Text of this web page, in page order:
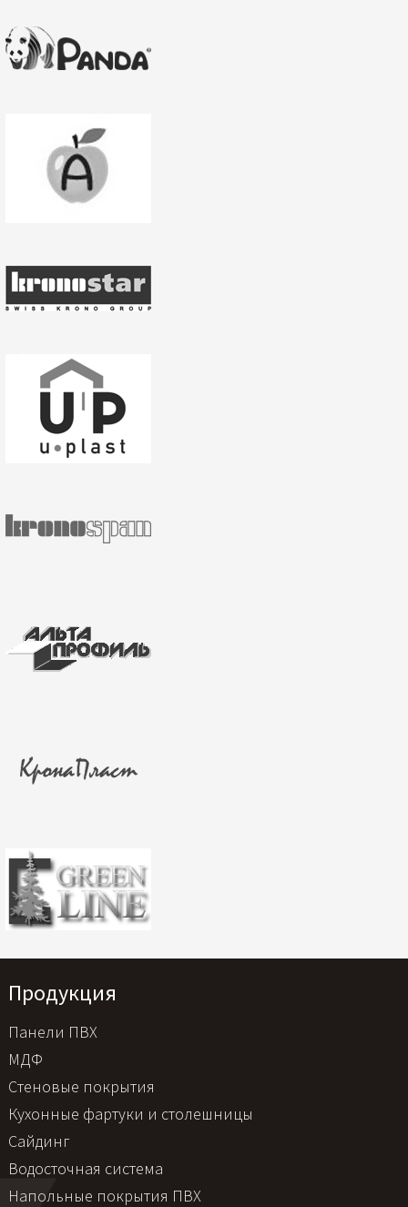
Продукция
Панели ПВХ
МДФ
Стеновые покрытия
Кухонные фартуки и столешницы
Сайдинг
Водосточная система
Напольные покрытия ПВХ